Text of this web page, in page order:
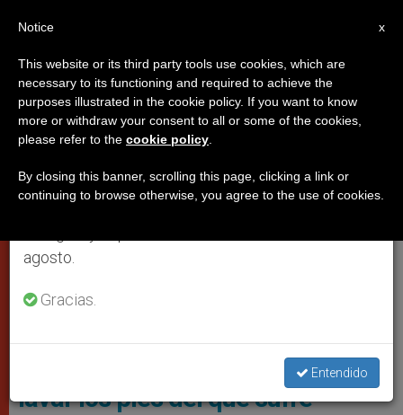
PAPAS
Francisco: El Evangelio impulsa a
lavar los pies del que sufre
×
Aviso importante
Del 27 de julio al 7 de agosto haremos la pausa
anual, aprovechando que en el periodo de verano
se generan menos informaciones y también el
agosto.
Gracias.
Entendido
x
Notice
This website or its third party tools use cookies, which are
necessary to its functioning and required to achieve the
purposes illustrated in the cookie policy. If you want to know
more or withdraw your consent to all or some of the cookies,
please refer to the cookie policy
By closing this banner, scrolling this page, clicking a link or
continuing to browse otherwise, you agree to the use of cookies.